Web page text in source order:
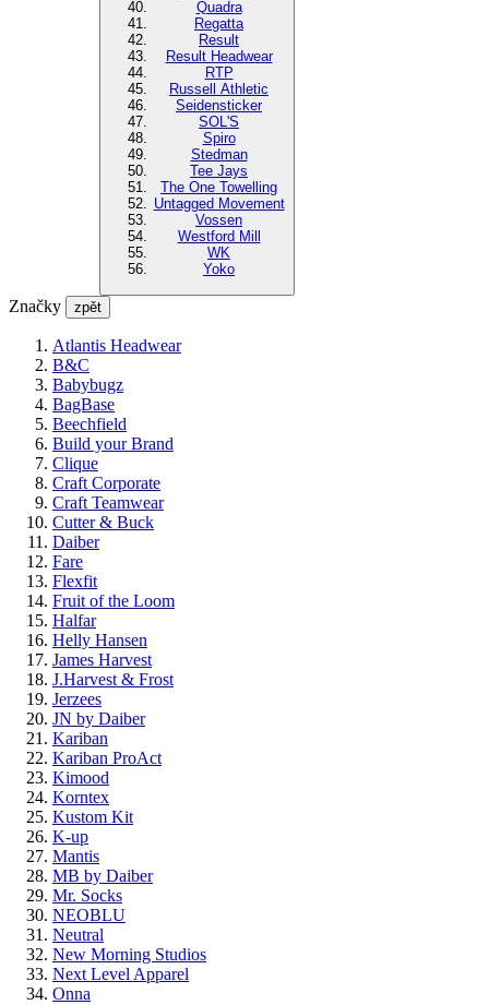
Quadra
Regatta
Result
Result Headwear
RTP
Russell Athletic
Seidensticker
SOL'S
Spiro
Stedman
Tee Jays
The One Towelling
Untagged Movement
Vossen
Westford Mill
WK
Yoko
Značky zpět
Atlantis Headwear
B&C
Babybugz
BagBase
Beechfield
Build your Brand
Clique
Craft Corporate
Craft Teamwear
Cutter & Buck
Daiber
Fare
Flexfit
Fruit of the Loom
Halfar
Helly Hansen
James Harvest
J.Harvest & Frost
Jerzees
JN by Daiber
Kariban
Kariban ProAct
Kimood
Korntex
Kustom Kit
K-up
Mantis
MB by Daiber
Mr. Socks
NEOBLU
Neutral
New Morning Studios
Next Level Apparel
Onna